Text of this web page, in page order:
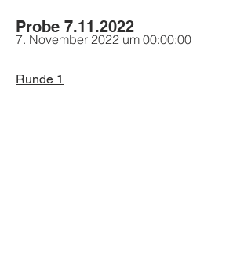
Probe 7.11.2022
7. November 2022 um 00:00:00
Runde 1